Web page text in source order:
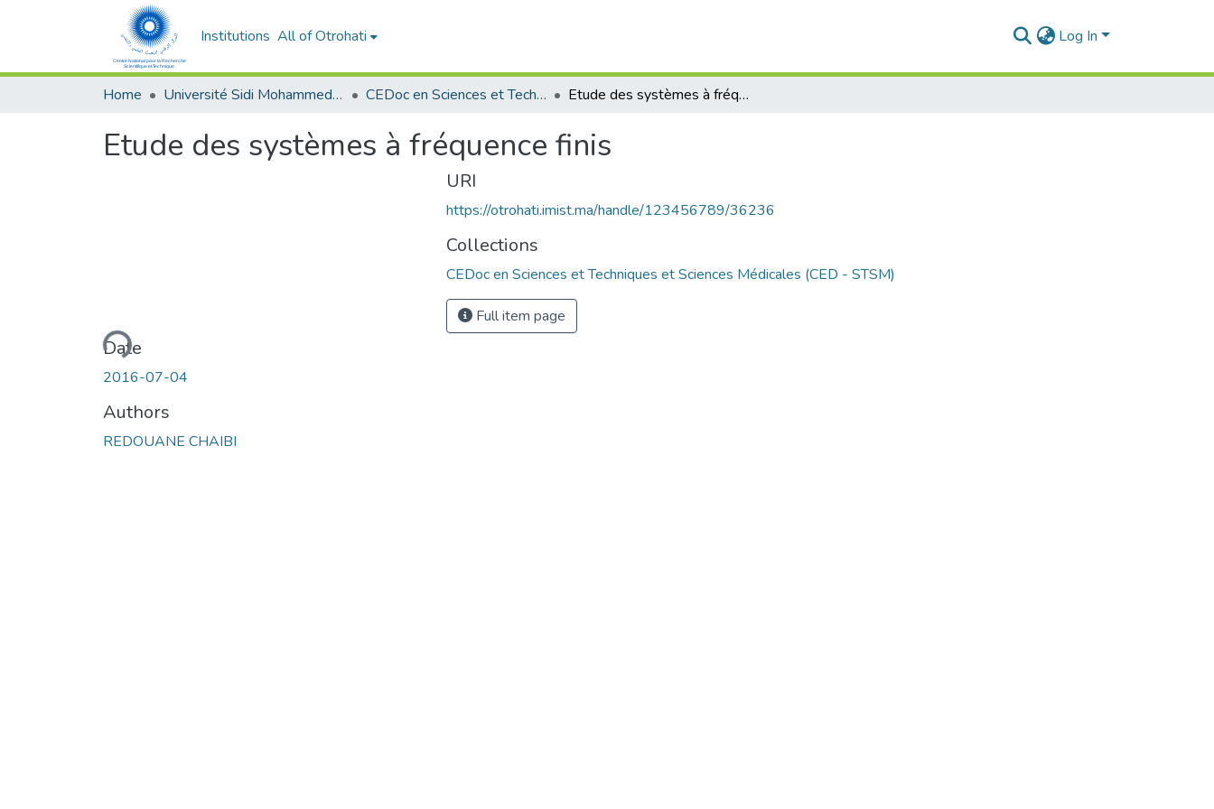
Institutions All of Otrohati Log In
Home Université Sidi Mohammed Ben Abdellah - Fès CEDoc en Sciences et Techniques et Sciences Médicales (CED - STSM) Etude des systèmes à fréquence finis
Etude des systèmes à fréquence finis
Loading...
Date
2016-07-04
Authors
REDOUANE CHAIBI
URI
https://otrohati.imist.ma/handle/123456789/36236
Collections
CEDoc en Sciences et Techniques et Sciences Médicales (CED - STSM)
Full item page